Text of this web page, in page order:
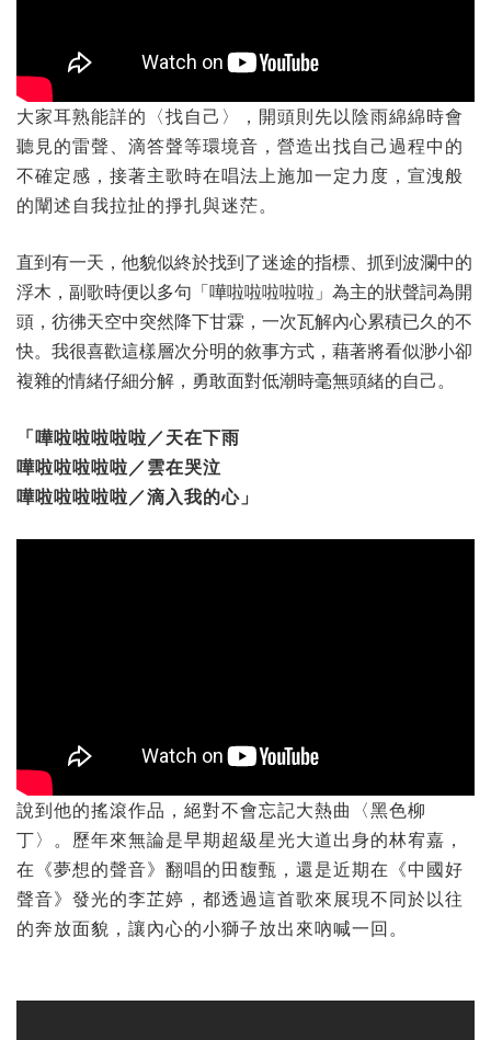
大家耳熟能詳的〈找自己〉，開頭則先以陰雨綿綿時會
聽見的雷聲、滴答聲等環境音，營造出找自己過程中的
不確定感，接著主歌時在唱法上施加一定力度，宣洩般
的闡述自我拉扯的掙扎與迷茫。
直到有一天，他貌似終於找到了迷途的指標、抓到波瀾中的
浮木，副歌時便以多句「嘩啦啦啦啦啦」為主的狀聲詞為開
頭，彷彿天空中突然降下甘霖，一次瓦解內心累積已久的不
快。我很喜歡這樣層次分明的敘事方式，藉著將看似渺小卻
複雜的情緒仔細分解，勇敢面對低潮時毫無頭緒的自己。
「嘩啦啦啦啦啦／天在下雨
嘩啦啦啦啦啦／雲在哭泣
嘩啦啦啦啦啦／滴入我的心」
說到他的搖滾作品，絕對不會忘記大熱曲〈黑色柳
丁〉。歷年來無論是早期超級星光大道出身的林宥嘉，
在《夢想的聲音》翻唱的田馥甄，還是近期在《中國好
聲音》發光的李芷婷，都透過這首歌來展現不同於以往
的奔放面貌，讓內心的小獅子放出來吶喊一回。